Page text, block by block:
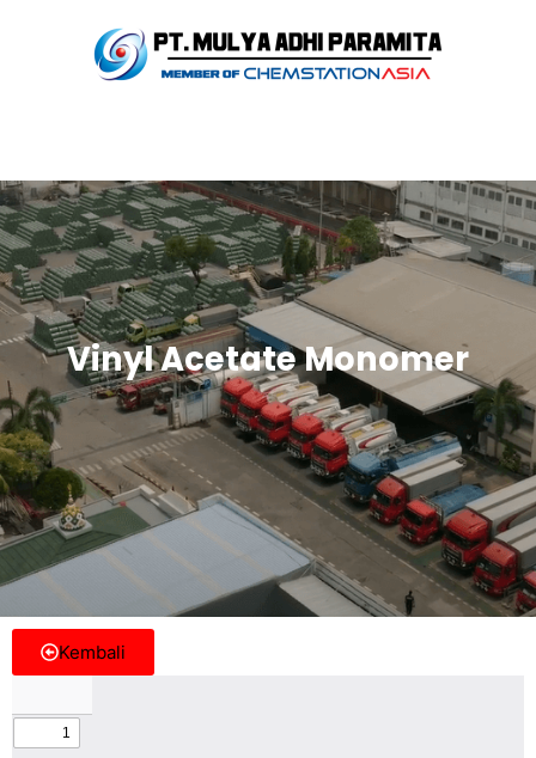
Vinyl Acetate Monomer
Kembali